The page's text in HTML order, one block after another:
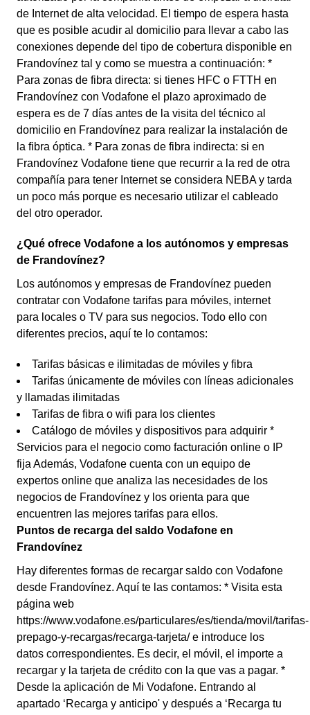
de Internet de alta velocidad. El tiempo de espera hasta
que es posible acudir al domicilio para llevar a cabo las
conexiones depende del tipo de cobertura disponible en
Frandovínez tal y como se muestra a continuación: *
Para zonas de fibra directa: si tienes HFC o FTTH en
Frandovínez con Vodafone el plazo aproximado de
espera es de 7 días antes de la visita del técnico al
domicilio en Frandovínez para realizar la instalación de
la fibra óptica. * Para zonas de fibra indirecta: si en
Frandovínez Vodafone tiene que recurrir a la red de otra
compañía para tener Internet se considera NEBA y tarda
un poco más porque es necesario utilizar el cableado
del otro operador.
¿Qué ofrece Vodafone a los autónomos y empresas
de Frandovínez?
Los autónomos y empresas de Frandovínez pueden
contratar con Vodafone tarifas para móviles, internet
para locales o TV para sus negocios. Todo ello con
diferentes precios, aquí te lo contamos:
Tarifas básicas e ilimitadas de móviles y fibra
Tarifas únicamente de móviles con líneas adicionales
y llamadas ilimitadas
Tarifas de fibra o wifi para los clientes
Catálogo de móviles y dispositivos para adquirir *
Servicios para el negocio como facturación online o IP
fija Además, Vodafone cuenta con un equipo de
expertos online que analiza las necesidades de los
negocios de Frandovínez y los orienta para que
encuentren las mejores tarifas para ellos.
Puntos de recarga del saldo Vodafone en
Frandovínez
Hay diferentes formas de recargar saldo con Vodafone
desde Frandovínez. Aquí te las contamos: * Visita esta
página web
https://www.vodafone.es/particulares/es/tienda/movil/tarifas-
prepago-y-recargas/recarga-tarjeta/ e introduce los
datos correspondientes. Es decir, el móvil, el importe a
recargar y la tarjeta de crédito con la que vas a pagar. *
Desde la aplicación de Mi Vodafone. Entrando al
apartado ‘Recarga y anticipo' y después a ‘Recarga tu